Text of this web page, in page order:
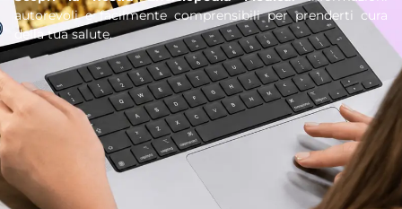
autorevoli e facilmente comprensibili per prenderti cura
della tua salute.